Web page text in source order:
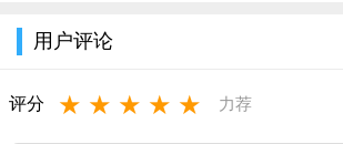
用户评论
评分 ★ ★ ★ ★ ★ 力荐